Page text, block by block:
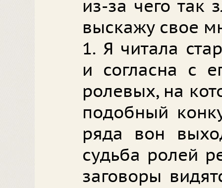
из-за чего так
выскажу свое
1. Я читала
и согласна с
ролевых, на
подобный
ряда вон
судьба ролей
заговоры